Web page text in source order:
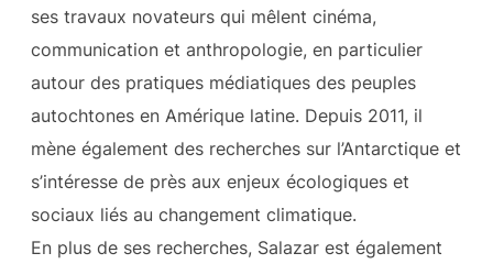
ses travaux novateurs qui mêlent cinéma,
communication et anthropologie, en particulier
autour des pratiques médiatiques des peuples
autochtones en Amérique latine. Depuis 2011, il
mène également des recherches sur l’Antarctique et
s’intéresse de près aux enjeux écologiques et
sociaux liés au changement climatique.
En plus de ses recherches, Salazar est également